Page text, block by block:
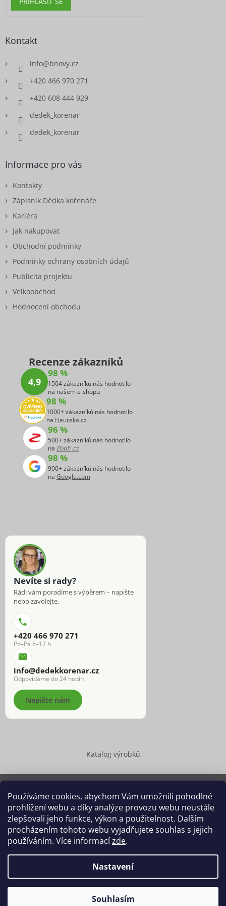
Používáme cookies, abychom Vám umožnili pohodlné
prohlížení webu a díky analýze provozu webu neustále
zlepšovali jeho funkce, výkon a použitelnost. Dalším
procházením tohoto webu vyjadřujete souhlas s jejich
používáním. Více informacízde.
Nastavení
Souhlasím
Kontakt
info@bnovy.cz
+420 466 970 271
+420 608 444 929
dedek_korenar
dedek_korenar
Informace pro vás
Kontakty
Zápisník Dědka kořenáře
Kariéra
Jak nakupovat
Obchodní podmínky
Podmínky ochrany osobních údajů
Publicita projektu
Velkoobchod
Hodnocení obchodu
Recenze zákazníků
4,9
98 %
1504 zákazníků nás hodnotilo
na našem e-shopu
98 %
1000+ zákazníků nás hodnotilo
na Heureka.cz
96 %
500+ zákazníků nás hodnotilo
na Zboží.cz
98 %
900+ zákazníků nás hodnotilo
na Google.com
Nevíte si rady?
Rádi vám poradíme s výběrem – napište
nebo zavolejte.
+420 466 970 271
Po–Pá 8–17 h
info@dedekkorenar.cz
Odpovídáme do 24 hodin
Napište nám
Katalog výrobků
Copyright 2026 Dědek kořenář®
. Všechna práva vyhrazena.
Upravit nastavení cookies
Grafický návrh vytvořil a na Shoptet implementoval
Shoptetak.cz.
Vytvořil Shoptet